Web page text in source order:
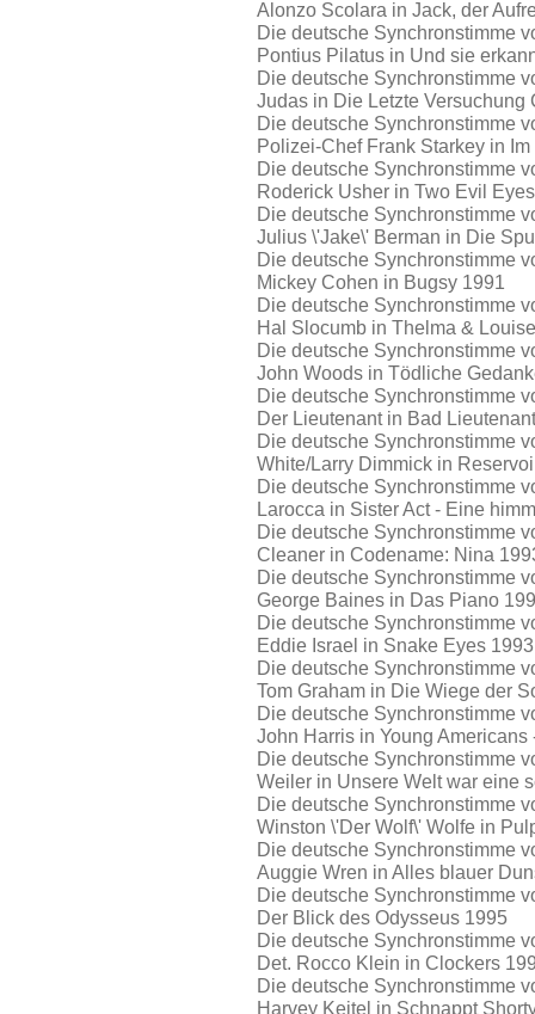
Alonzo Scolara in Jack, der
Die deutsche Synchronstimme
Pontius Pilatus in Und sie
Die deutsche Synchronstimme
Judas in Die Letzte Versuchung
Die deutsche Synchronstimme
Polizei-Chef Frank Starkey in
Die deutsche Synchronstimme
Roderick Usher in Two Evil
Die deutsche Synchronstimme
Julius \'Jake\' Berman in Die
Die deutsche Synchronstimme
Mickey Cohen in Bugsy 1991
Die deutsche Synchronstimme
Hal Slocumb in Thelma &
Die deutsche Synchronstimme
John Woods in Tödliche
Die deutsche Synchronstimme
Der Lieutenant in Bad
Die deutsche Synchronstimme
White/Larry Dimmick in
Die deutsche Synchronstimme
Larocca in Sister Act - Eine
Die deutsche Synchronstimme
Cleaner in Codename: Nina
Die deutsche Synchronstimme
George Baines in Das Piano
Die deutsche Synchronstimme
Eddie Israel in Snake Eyes 1993
Die deutsche Synchronstimme
Tom Graham in Die Wiege der
Die deutsche Synchronstimme
John Harris in Young
Die deutsche Synchronstimme
Weiler in Unsere Welt war eine
Die deutsche Synchronstimme
Winston \'Der Wolf\' Wolfe in
Die deutsche Synchronstimme
Auggie Wren in Alles blauer
Die deutsche Synchronstimme
Der Blick des Odysseus 1995
Die deutsche Synchronstimme
Det. Rocco Klein in Clockers
Die deutsche Synchronstimme
Harvey Keitel in Schnappt